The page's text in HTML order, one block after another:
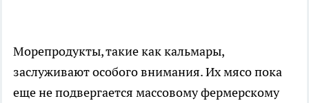
Морепродукты, такие как кальмары,
заслуживают особого внимания. Их мясо пока
еще не подвергается массовому фермерскому